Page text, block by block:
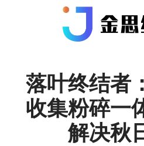
落叶终结者
收集粉碎一
解决秋